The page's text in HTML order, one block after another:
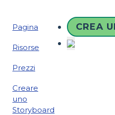
Pagina
Risorse
Prezzi
Creare
uno
Storyboard
CREA